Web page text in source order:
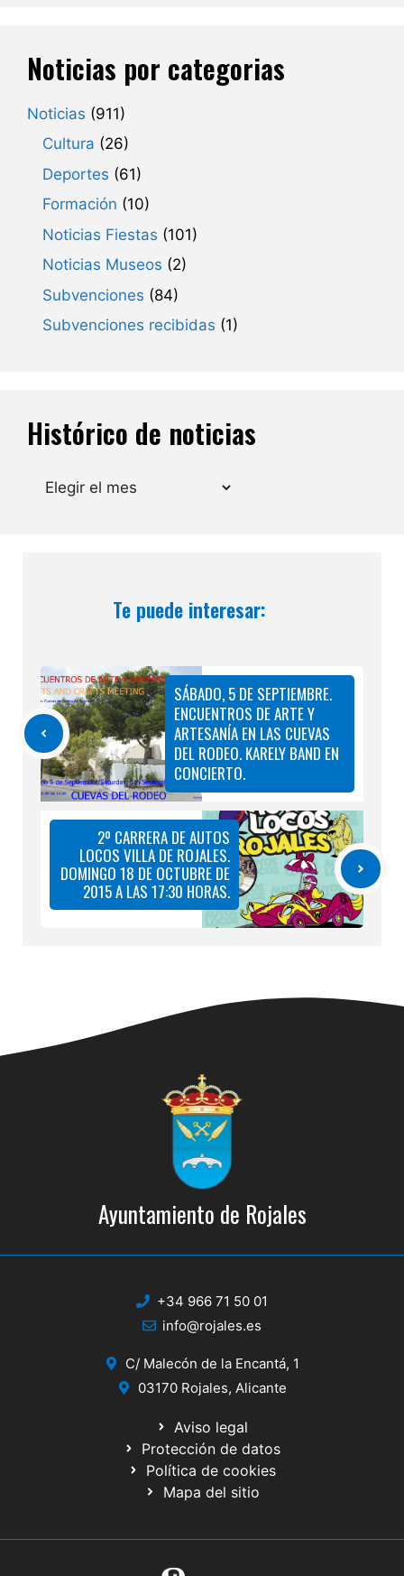
Noticias por categorias
Noticias (911)
Cultura (26)
Deportes (61)
Formación (10)
Noticias Fiestas (101)
Noticias Museos (2)
Subvenciones (84)
Subvenciones recibidas (1)
Histórico de noticias
Archivos
Te puede interesar:
SÁBADO, 5 DE SEPTIEMBRE.
ENCUENTROS DE ARTE Y
ARTESANÍA EN LAS CUEVAS
DEL RODEO. KARELY BAND EN
CONCIERTO.
2º CARRERA DE AUTOS
LOCOS VILLA DE ROJALES.
DOMINGO 18 DE OCTUBRE DE
2015 A LAS 17:30 HORAS.
Ayuntamiento de Rojales
+34 966 71 50 01
info@rojales.es
C/ Malecón de la Encantá, 1
03170 Rojales, Alicante
Aviso legal
Protección de datos
Política de cookies
Mapa del sitio